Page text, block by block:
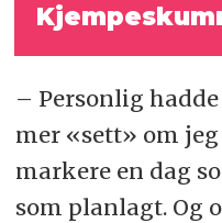
– Personlig
mer «sett» om
markere en dag
som planlagt. Og